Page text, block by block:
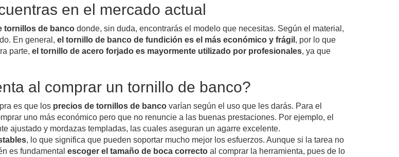
en el mercado actual
tornillos de banco donde, sin duda, encontrarás el modelo que necesitas. Según el material,
En general, el tornillo de banco de fundición es el más económico y frágil , por lo que
parte, el tornillo de acero forjado es mayormente utilizado por profesionales, ya que
al comprar un tornillo de banco?
es que los precios de tornillos de banco varían según el uso que les darás. Para el
uno más económico pero que no renuncie a las buenas prestaciones. Por ejemplo, el
ajustado y mordazas templadas, las cuales aseguran un agarre excelente.
, lo que significa que pueden soportar mucho mejor los esfuerzos. Aunque si la tarea no
es fundamental escoger el tamaño de boca correcto al comprar la herramienta, pues de lo